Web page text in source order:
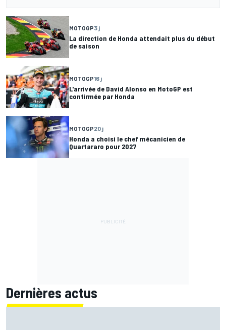
MOTOGP3 j
La direction de Honda attendait plus du début
de saison
MOTOGP16 j
L'arrivée de David Alonso en MotoGP est
confirmée par Honda
MOTOGP20 j
Honda a choisi le chef mécanicien de
Quartararo pour 2027
Dernières actus